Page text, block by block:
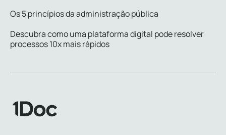
Os 5 princípios da administração pública
Descubra como uma plataforma digital pode resolver
processos 10x mais rápidos